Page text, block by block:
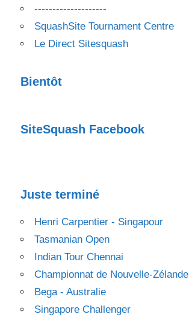
--------------------
SquashSite Tournament Centre
Le Direct Sitesquash
Bientôt
SiteSquash Facebook
Juste terminé
Henri Carpentier - Singapour
Tasmanian Open
Indian Tour Chennai
Championnat de Nouvelle-Zélande
Bega - Australie
Singapore Challenger